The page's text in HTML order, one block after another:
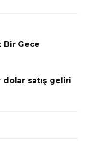
Bir Gece
dolar satış geliri